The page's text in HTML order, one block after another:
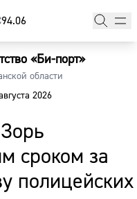
⁠94.06
«Би-порт»
области
2026
сроком за
полицейских